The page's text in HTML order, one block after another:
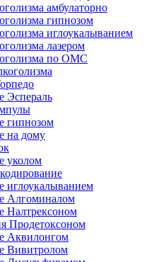
амбулаторно
гипнозом
иглоукалыванием
лазером
по ОМС
Эспераль
гипнозом
на дому
уколом
иглоукалыванием
Алгоминалом
Налтрексоном
Продетоксоном
Аквилонгом
Вивитролом